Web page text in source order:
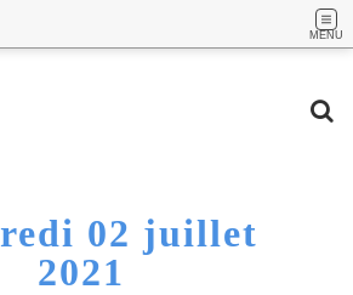
MENU
02 juillet
2021